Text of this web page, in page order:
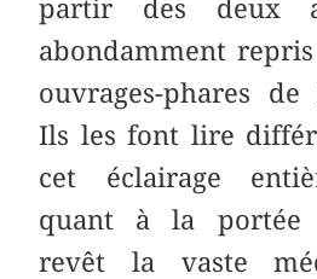
partir des deux
abondamment
ouvrages-phares
Ils les font lire
cet éclairage
quant à la portée
revêt la vaste